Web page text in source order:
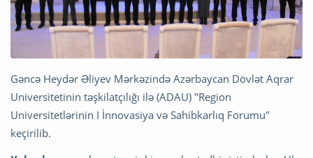
Gəncə Heydər Əliyev Mərkəzində Azərbaycan Dövlət Aqrar
Universitetinin təşkilatçılığı ilə (ADAU) "Region
Universitetlərinin I İnnovasiya və Sahibkarlıq Forumu"
keçirilib.